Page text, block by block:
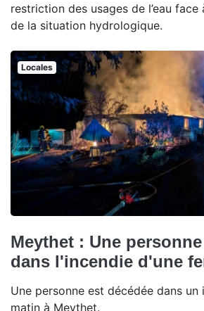
restriction des usages de l’eau
de la situation hydrologique.
Locales
Meythet : Une
dans l'incendie d'une
Une personne est décédée dans un
matin à Meythet.